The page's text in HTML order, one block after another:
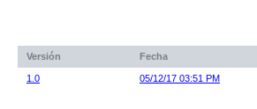
Versión Fecha
1.0 05/12/17 03:51 PM